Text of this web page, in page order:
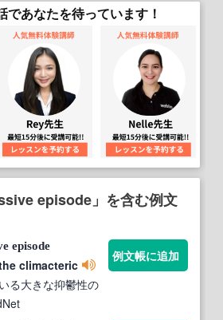
あなたを待っています！
episode」を含む例文
episode
climacteric
る大きな抑鬱性の
例文帳に追加